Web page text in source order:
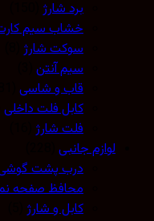
برد شارژ(150)
خشاب سیم کارت(16)
سوکت شارژ(8)
سیم آنتن(3)
قاب و شاسی(81)
کابل فلت داخلی(22)
فلت شارژ(16)
لوازم جانبی(228)
درب پشت گوشی(221)
محافظ صفحه نمایش
کابل و شارژ(5)